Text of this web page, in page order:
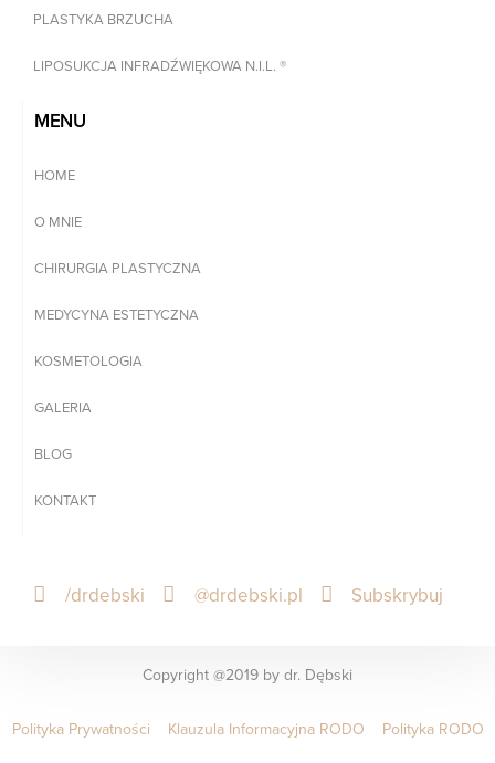
PLASTYKA BRZUCHA
LIPOSUKCJA INFRADŹWIĘKOWA N.I.L. ®
MENU
HOME
O MNIE
CHIRURGIA PLASTYCZNA
MEDYCYNA ESTETYCZNA
KOSMETOLOGIA
GALERIA
BLOG
KONTAKT
/drdebski @drdebski.pl Subskrybuj
Copyright @2019 by dr. Dębski
Polityka Prywatności Klauzula Informacyjna RODO Polityka RODO